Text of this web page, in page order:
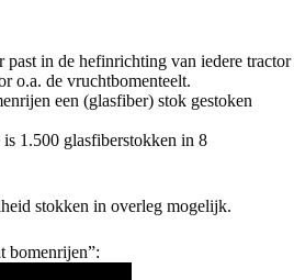
past in de hefinrichting van iedere tractor
o.a. de vruchtbomenteelt.
een (glasfiber) stok gestoken
1.500 glasfiberstokken in 8
stokken in overleg mogelijk.
bomenrijen”: